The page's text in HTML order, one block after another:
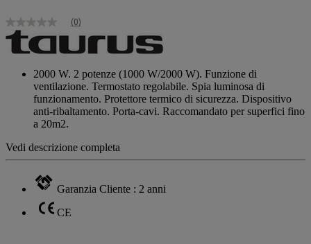
Nessuna
valutazione
Stesso
pagina.
(0)
2000 W. 2 potenze (1000 W/2000 W). Funzione di
ventilazione. Termostato regolabile. Spia luminosa di
funzionamento. Protettore termico di sicurezza. Dispositivo
anti-ribaltamento. Porta-cavi. Raccomandato per superfici fino
a 20m2.
Vedi descrizione completa
Garanzia Cliente : 2 anni
CE